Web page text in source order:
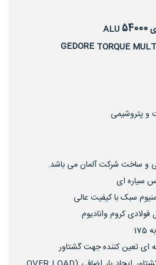
54000
GEDORE TORQUE
و پتروشیمی
و ساخت شرکت آلمان می باشد.
سیاره ای
سبک با کیفیت عالی
کروم وانادیوم
ای تعین کننده جهت گشتاور